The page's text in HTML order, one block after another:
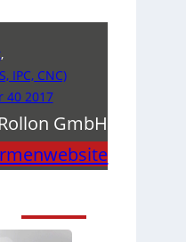
,
IPC, CNC)
40 2017
Rollon GmbH